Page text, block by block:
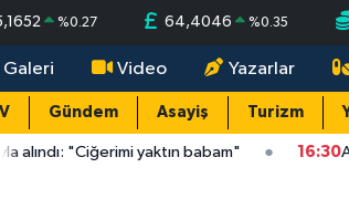
%0.27 64,4046 %0.35
Galeri Video Yazarlar
Gündem Asayiş Turizm
yaktın babam" 16:30 Antalya